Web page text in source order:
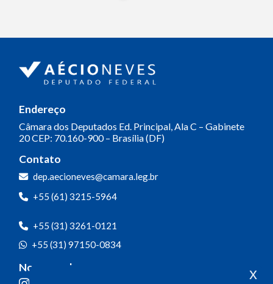
Endereço
Câmara dos Deputados Ed. Principal, Ala C – Gabinete
20CEP: 70.160-900 – Brasília (DF)
Contato
dep.aecioneves@camara.leg.br
+55 (61) 3215-5964
+55 (31) 3261-0121
+55 (31) 97150-0834
Nossas redes x